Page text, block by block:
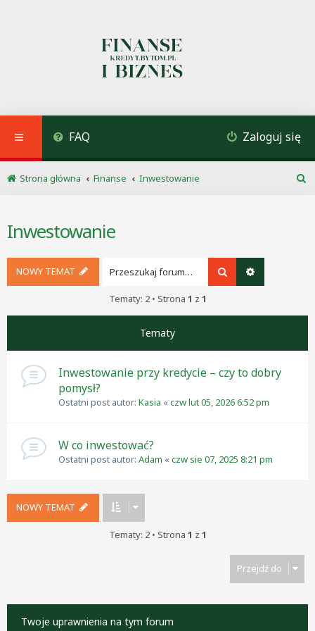
FAQ Zaloguj się
Strona główna Finanse
Inwestowanie
Inwestowanie
NOWY TEMAT Szukaj
Tematy: 2 • Strona 1 z 1
Tematy
Inwestowanie przy kredycie – czy to dobry
pomysł?
Ostatni post autor: Kasia «czw lut 05, 2026 6:52 pm
W co inwestować?
Ostatni post autor: Adam «czw sie 07, 2025 8:21 pm
NOWY TEMAT
Tematy: 2 • Strona 1 z 1
Przejdź do
Twoje uprawnienia na tym forum